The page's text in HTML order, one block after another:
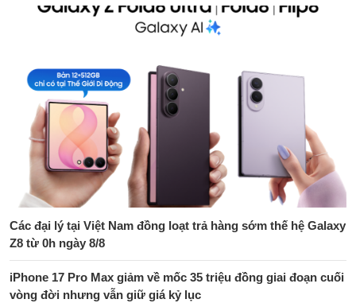
Các đại lý tại Việt Nam đồng loạt trả hàng sớm thế hệ Galaxy
Z8 từ 0h ngày 8/8
iPhone 17 Pro Max giảm về mốc 35 triệu đồng giai đoạn cuối
vòng đời nhưng vẫn giữ giá kỷ lục